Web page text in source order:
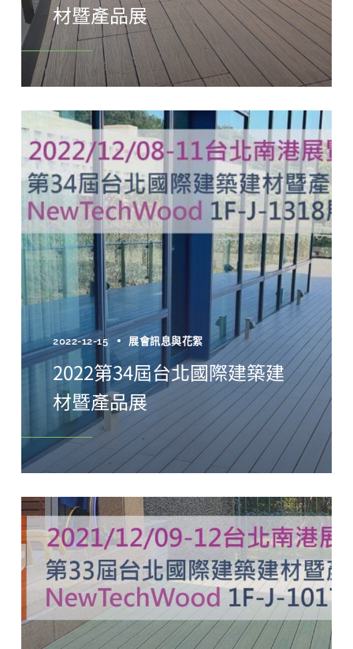
材暨產品展
2022-12-15 展會訊息與花絮
2022第34屆台北國際建築建
材暨產品展